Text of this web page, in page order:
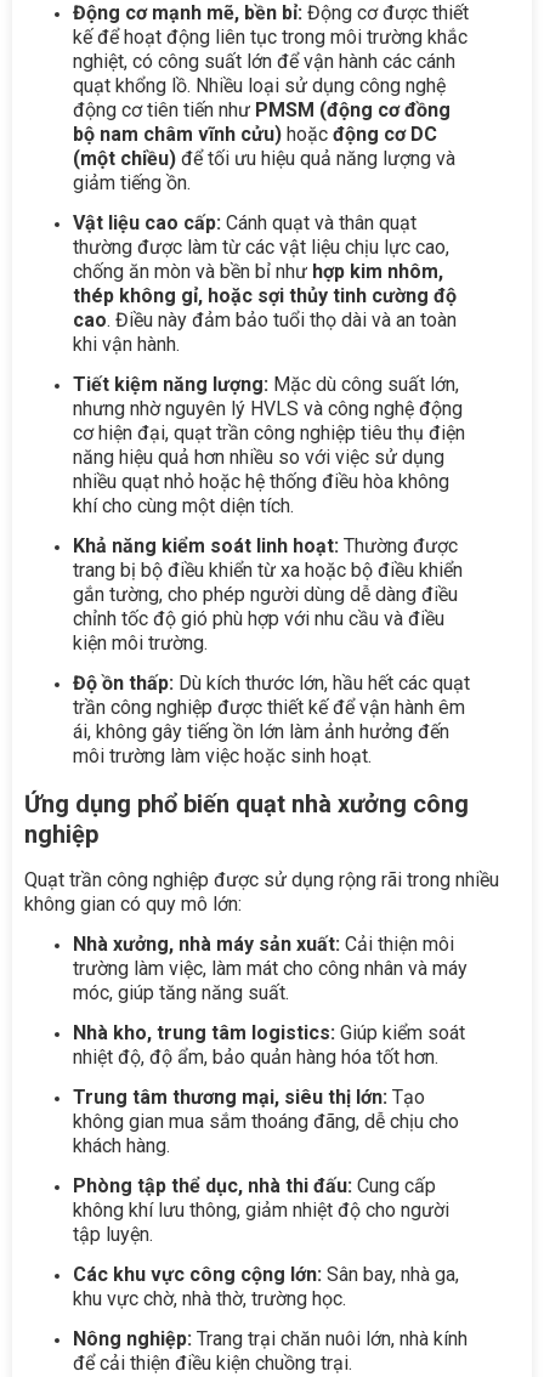
Động cơ mạnh mẽ, bền bỉ: Động cơ được thiết
kế để hoạt động liên tục trong môi trường khắc
nghiệt, có công suất lớn để vận hành các cánh
quạt khổng lồ. Nhiều loại sử dụng công nghệ
động cơ tiên tiến như PMSM (động cơ đồng
bộ nam châm vĩnh cửu) hoặc động cơ DC
(một chiều) để tối ưu hiệu quả năng lượng và
giảm tiếng ồn.
Vật liệu cao cấp: Cánh quạt và thân quạt
thường được làm từ các vật liệu chịu lực cao,
chống ăn mòn và bền bỉ như hợp kim nhôm,
thép không gỉ, hoặc sợi thủy tinh cường độ
cao. Điều này đảm bảo tuổi thọ dài và an toàn
khi vận hành.
Tiết kiệm năng lượng: Mặc dù công suất lớn,
nhưng nhờ nguyên lý HVLS và công nghệ động
cơ hiện đại, quạt trần công nghiệp tiêu thụ điện
năng hiệu quả hơn nhiều so với việc sử dụng
nhiều quạt nhỏ hoặc hệ thống điều hòa không
khí cho cùng một diện tích.
Khả năng kiểm soát linh hoạt: Thường được
trang bị bộ điều khiển từ xa hoặc bộ điều khiển
gắn tường, cho phép người dùng dễ dàng điều
chỉnh tốc độ gió phù hợp với nhu cầu và điều
kiện môi trường.
Độ ồn thấp: Dù kích thước lớn, hầu hết các quạt
trần công nghiệp được thiết kế để vận hành êm
ái, không gây tiếng ồn lớn làm ảnh hưởng đến
môi trường làm việc hoặc sinh hoạt.
Ứng dụng phổ biến quạt nhà xưởng công
nghiệp
Quạt trần công nghiệp được sử dụng rộng rãi trong nhiều
không gian có quy mô lớn:
Nhà xưởng, nhà máy sản xuất: Cải thiện môi
trường làm việc, làm mát cho công nhân và máy
móc, giúp tăng năng suất.
Nhà kho, trung tâm logistics: Giúp kiểm soát
nhiệt độ, độ ẩm, bảo quản hàng hóa tốt hơn.
Trung tâm thương mại, siêu thị lớn: Tạo
không gian mua sắm thoáng đãng, dễ chịu cho
khách hàng.
Phòng tập thể dục, nhà thi đấu: Cung cấp
không khí lưu thông, giảm nhiệt độ cho người
tập luyện.
Các khu vực công cộng lớn: Sân bay, nhà ga,
khu vực chờ, nhà thờ, trường học.
Nông nghiệp: Trang trại chăn nuôi lớn, nhà kính
để cải thiện điều kiện chuồng trại.